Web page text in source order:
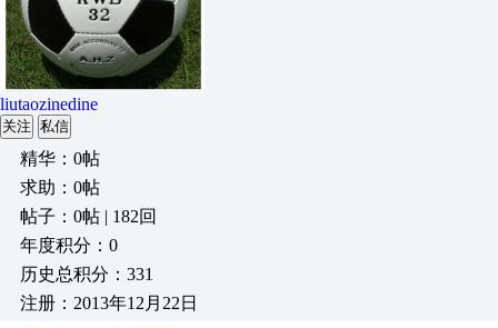
liutaozinedine
关注 私信
精华：0帖
求助：0帖
帖子：0帖 | 182回
年度积分：0
历史总积分：331
注册：2013年12月22日